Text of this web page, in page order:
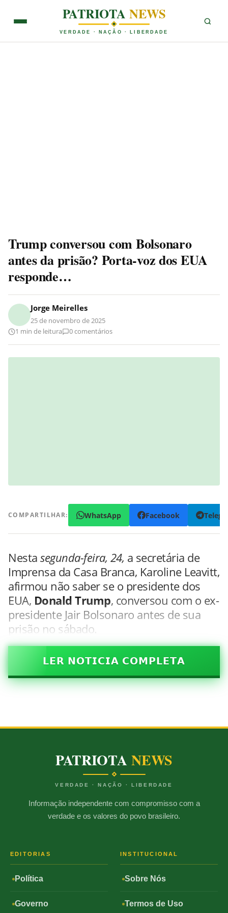
PATRIOTANEWS
VERDADE · NAÇÃO · LIBERDADE
Trump conversou com Bolsonaro
antes da prisão? Porta-voz dos EUA
responde…
Jorge Meirelles
25 de novembro de 2025
1 min de leitura
0 comentários
COMPARTILHAR: WhatsApp Facebook
Nesta segunda-feira, 24, a secretária de
Imprensa da Casa Branca, Karoline Leavitt,
afirmou não saber se o presidente dos
EUA, Donald Trump, conversou com o ex-
presidente Jair Bolsonaro antes de sua
prisão no sábado.
𝗟𝗘𝗥 𝗡𝗢𝗧𝗜𝗖𝗜𝗔 𝗖𝗢𝗠𝗣𝗟𝗘𝗧𝗔
PATRIOTANEWS
VERDADE · NAÇÃO · LIBERDADE
Informação independente com compromisso com a
verdade e os valores do povo brasileiro.
EDITORIAS
Política
Governo
INSTITUCIONAL
Sobre Nós
Termos de Uso